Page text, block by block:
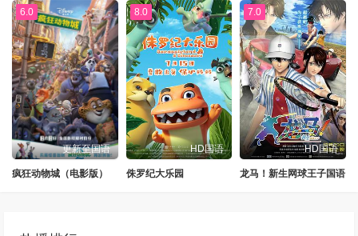
6.0
更新至国语
疯狂动物城（电影版）
8.0
HD国语
侏罗纪大乐园
7.0
HD国语
龙马！新生网球王子国语